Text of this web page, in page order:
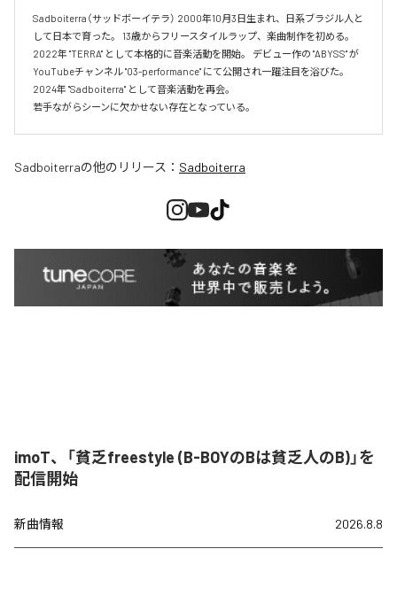
Sadboiterra（サッドボーイテラ） 2000年10月3日生まれ、日系ブラジル人と
して日本で育った。 13歳からフリースタイルラップ、楽曲制作を初める。
2022年 "TERRA" として本格的に音楽活動を開始。 デビュー作の "ABYSS" が
YouTubeチャンネル "03-performance" にて公開され一躍注目を浴びた。
2024年 "Sadboiterra" として音楽活動を再会。
若手ながらシーンに欠かせない存在となっている。
Sadboiterraの他のリリース： Sadboiterra
imoT、「貧乏freestyle (B-BOYのBは貧乏人のB)」を
配信開始
新曲情報 2026.8.8